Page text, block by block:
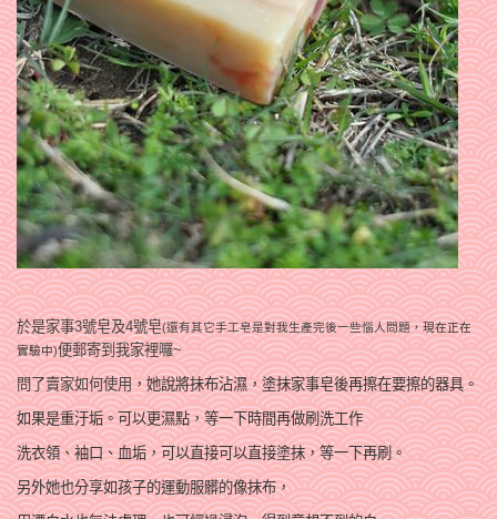
於是家事3號皂及4號皂(還有其它手工皂是對我生產完後一些惱人問題，現在正在
實驗中)便郵寄到我家裡囉~
問了賣家如何使用，她說將抺布沾濕，塗抹家事皂後再擦在要擦的器具。
如果是重汙垢。可以更濕點，等一下時間再做刷洗工作
洗衣領、袖口、血垢，可以直接可以直接塗抹，等一下再刷。
另外她也分享如孩子的運動服髒的像抹布，